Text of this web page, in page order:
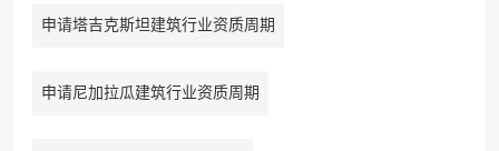
申请塔吉克斯坦建筑行业资质周期
申请尼加拉瓜建筑行业资质周期